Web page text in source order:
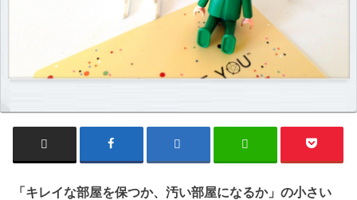
「キレイな部屋を保つか、汚い部屋になるか」の小さい